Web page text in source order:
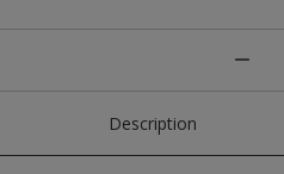
Description